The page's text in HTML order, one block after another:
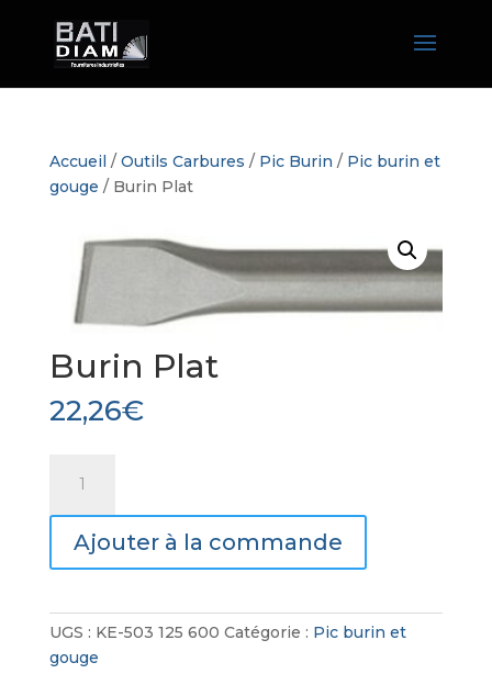
Accueil / Outils Carbures / Pic Burin / Pic burin et
gouge / Burin Plat
Burin Plat
22,26€
Burin
PlatAjouter à la commande
UGS : KE-503 125 600 Catégorie : Pic burin et
gouge